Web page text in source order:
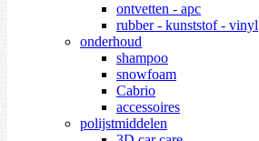
ontvetten - apc
rubber - kunststof - vinyl
onderhoud
shampoo
snowfoam
Cabrio
accessoires
polijstmiddelen